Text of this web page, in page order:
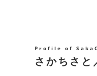
Profile of
さかちさ